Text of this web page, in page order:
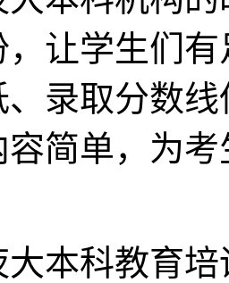
让学生们
录取分数
容简单，为
大本科教育